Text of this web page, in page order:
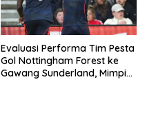
Evaluasi Performa Tim Pesta
Gol Nottingham Forest ke
Gawang Sunderland, Mimpi